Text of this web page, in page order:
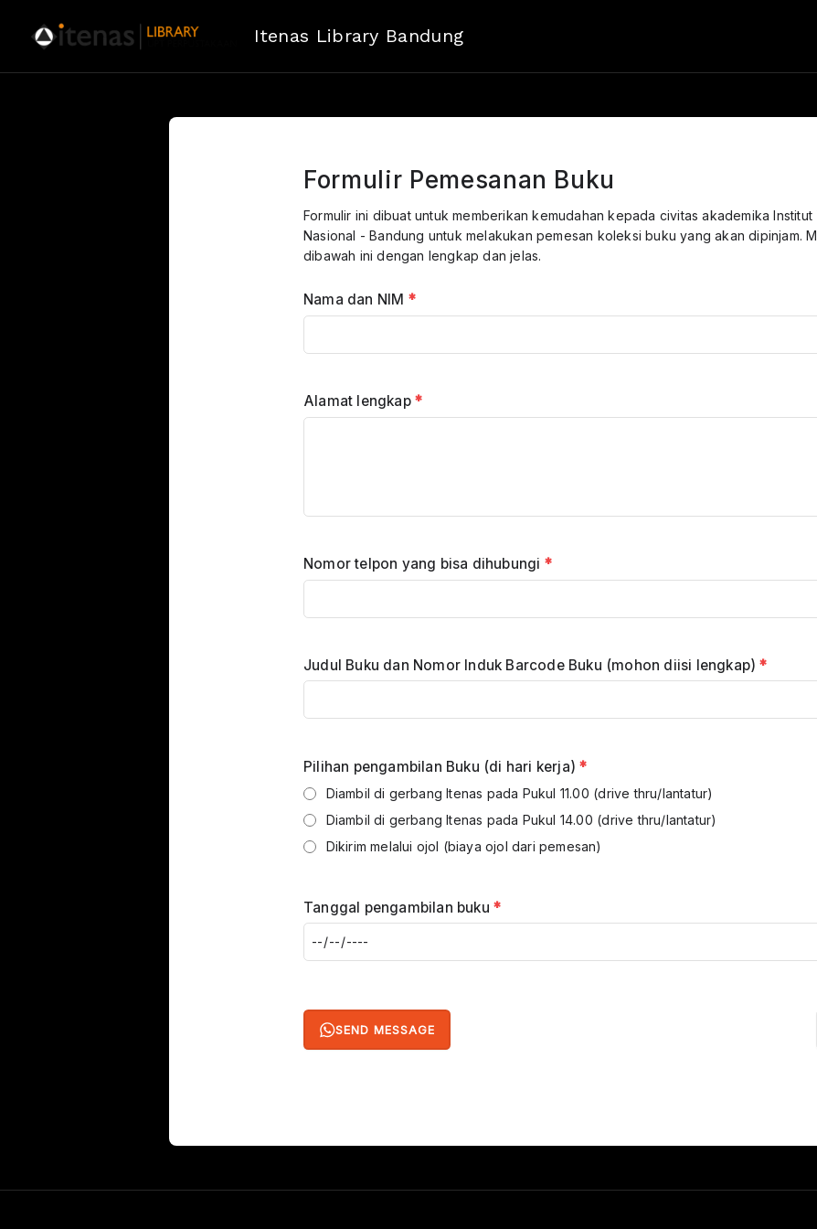
Itenas Library Bandung
Formulir Pemesanan Buku
Formulir ini dibuat untuk memberikan kemudahan kepada civitas akademika
Nasional - Bandung untuk melakukan pemesan koleksi buku yang akan dipinjam.
dibawah ini dengan lengkap dan jelas.
Nama dan NIM *
Alamat lengkap *
Nomor telpon yang bisa dihubungi *
Judul Buku dan Nomor Induk Barcode Buku (mohon diisi lengkap)*
Pilihan pengambilan Buku (di hari kerja)*
Diambil di gerbang Itenas pada Pukul 11.00 (drive thru/lantatur)
Diambil di gerbang Itenas pada Pukul 14.00 (drive thru/lantatur)
Dikirim melalui ojol (biaya ojol dari pemesan)
Tanggal pengambilan buku *
SEND MESSAGE